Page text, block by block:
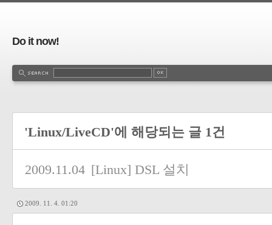
Do it now!
'Linux/LiveCD'에 해당되는 글 1건
2009.11.04 [Linux] DSL 설치
2009. 11. 4. 01:20